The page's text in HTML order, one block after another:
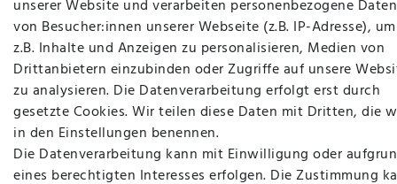
unserer Website und verarbeiten personenbezogene Daten
von Besucher:innen unserer Webseite (z.B. IP-Adresse), um
z.B. Inhalte und Anzeigen zu personalisieren, Medien von
Drittanbietern einzubinden oder Zugriffe auf unsere
zu analysieren. Die Datenverarbeitung erfolgt erst durch
gesetzte Cookies. Wir teilen diese Daten mit Dritten, die
in den Einstellungen benennen.
Die Datenverarbeitung kann mit Einwilligung oder
eines berechtigten Interesses erfolgen. Die Zustimmung